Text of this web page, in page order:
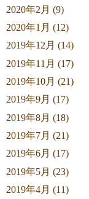
2020年2月 (9)
2020年1月 (12)
2019年12月 (14)
2019年11月 (17)
2019年10月 (21)
2019年9月 (17)
2019年8月 (18)
2019年7月 (21)
2019年6月 (17)
2019年5月 (23)
2019年4月 (11)